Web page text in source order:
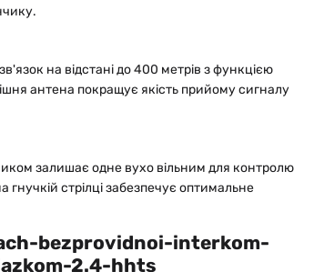
на відстані до 400 метрів з функцією
антена покращує якість прийому сигналу
залишає одне вухо вільним для контролю
стрілці забезпечує оптимальне